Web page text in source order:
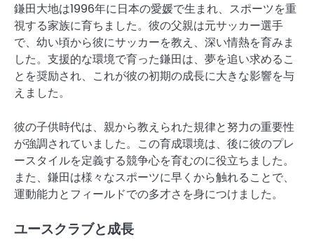
鎌田大地は1996年に日本の愛媛で生まれ、スポーツを重
視する家族に育ちました。彼の父親は元サッカー選手
で、幼い頃から彼にサッカーを教え、深い情熱を育みま
した。支援的な環境で育った鎌田は、夢を追い求めるこ
とを奨励され、これが彼の初期の成長に大きな影響を与
えました。
彼の子供時代は、親から教えられた規律と努力の重要性
が強調されていました。この育成環境は、後に彼のプレ
ースタイルを定義する競争心を育むのに役立ちました。
また、鎌田は様々なスポーツに早くから触れることで、
運動能力とフィールドでの多才さを身につけました。
ユースクラブと成長